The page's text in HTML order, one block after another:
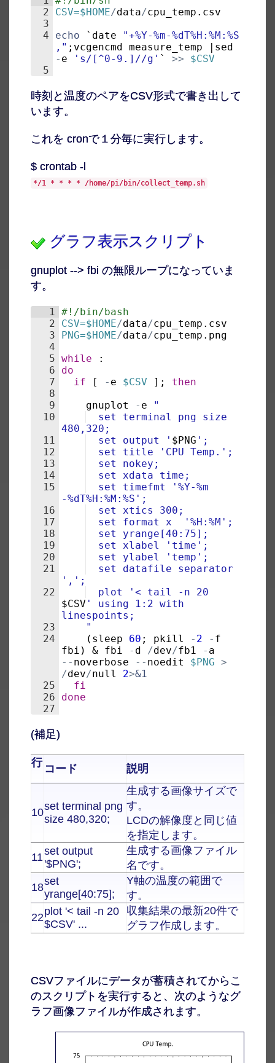
2
3
4
5
CSV=$HOME/data/cpu_temp . csv
echo ` date
"+%Y-%m-%dT%H:%M:%S
," ; vcgencmd measure_temp | sed
- e ' s/[^0-9.]//g ' ` >> $CSV
時刻と温度のペアをCSV形式で書き出して
います。
これを cronで１分毎に実行します。
$ crontab -l
*/1 * * * * /home/pi/bin/collect_temp.sh
グラフ表示スクリプト
gnuplot --> fbi の無限ループになっていま
す。
1
2
3
4
5
6
7
8
9
10
11
12
13
14
15
16
17
18
19
20
21
22
23
24
25
26
27
#!/bin/bash
CSV=$HOME/data/cpu_temp . csv
PNG=$HOME/data/cpu_temp . png
while :
do
if
[ - e $CSV ] ; then
gnuplot
- e
"
set terminal png size
480,320;
set output ' $PNG ';
set title 'CPU Temp.';
set nokey;
set xdata time;
set timefmt '%Y-%m
-%dT%H:%M:%S';
set xtics 300;
set format x  '%H:%M';
set yrange[40:75];
set xlabel 'time';
set ylabel 'temp';
set datafile separator
',';
plot '< tail -n 20
$CSV ' using 1:2 with
linespoints;
"
( sleep 60 ; pkill - 2 - f
fbi ) & fbi - d /dev/fb1 - a
-- noverbose -- noedit $PNG >
/dev/null 2>&1
fi
done
(補足)
行 コード 説明
10set terminal png
size 480,320;
生成する画像サイズで
す。
LCDの解像度と同じ値
を指定します。
11set output
'$PNG';
生成する画像ファイル
名です。
18set
yrange[40:75];
Y軸の温度の範囲で
す。
22plot '< tail -n 20
$CSV' ...
収集結果の最新20件で
グラフ作成します。
CSVファイルにデータが蓄積されてからこ
のスクリプトを実行すると、次のようなグ
ラフ画像ファイルが作成されます。